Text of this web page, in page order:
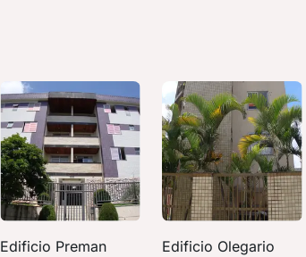
Edificio Preman
Edificio Olegario